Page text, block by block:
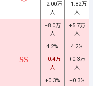
+2.00万
人
+1.82万
人
+8.0万
人
+5.7万
人
4.2% 4.2%
+0.4万
人
+0.3万
人
+0.3%
+0.3%